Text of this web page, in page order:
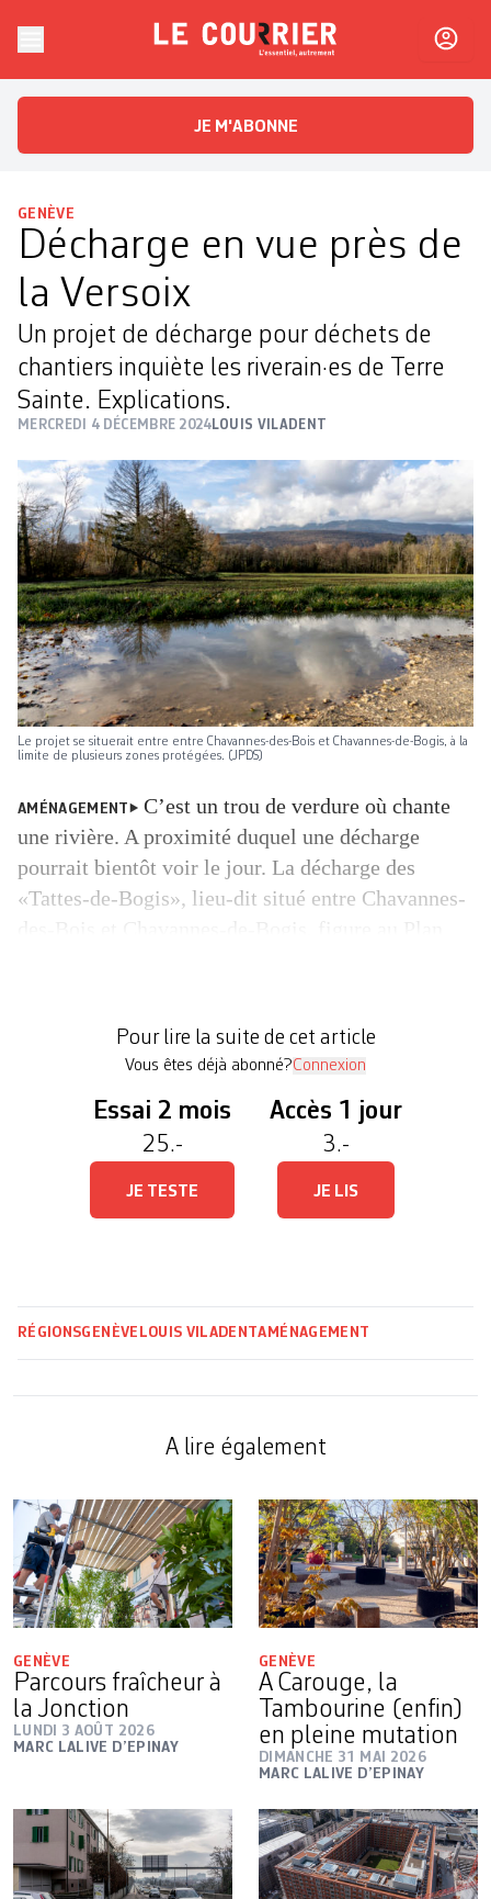
Le CourrierL'essentiel, autrement
JE M'ABONNE
GENÈVE
Décharge en vue près de
la Versoix
Un projet de décharge pour déchets de
chantiers inquiète les riverain·es de Terre
Sainte. Explications.
MERCREDI 4 DÉCEMBRE 2024LOUIS VILADENT
Le projet se situerait entre entre Chavannes-des-Bois et Chavannes-de-Bogis, à la
limite de plusieurs zones protégées. (JPDS)
AMÉNAGEMENT
C’est un trou de verdure où chante
une rivière. A proximité duquel une décharge
pourrait bientôt voir le jour. La décharge des
«Tattes-de-Bogis», lieu-dit situé entre Chavannes-
l’association «Eco […]
Pour lire la suite de cet article
Vous êtes déjà abonné?Connexion
Essai 2 mois
25.-
JE TESTE
Accès 1 jour
3.-
JE LIS
RÉGIONSGENÈVE LOUIS VILADENTAMÉNAGEMENT
A lire également
GENÈVE
Parcours fraîcheur à
la Jonction
LUNDI 3 AOÛT 2026
MARC LALIVE D’EPINAY
GENÈVE
A Carouge, la
Tambourine (enfin)
en pleine mutation
DIMANCHE 31 MAI 2026
MARC LALIVE D’EPINAY